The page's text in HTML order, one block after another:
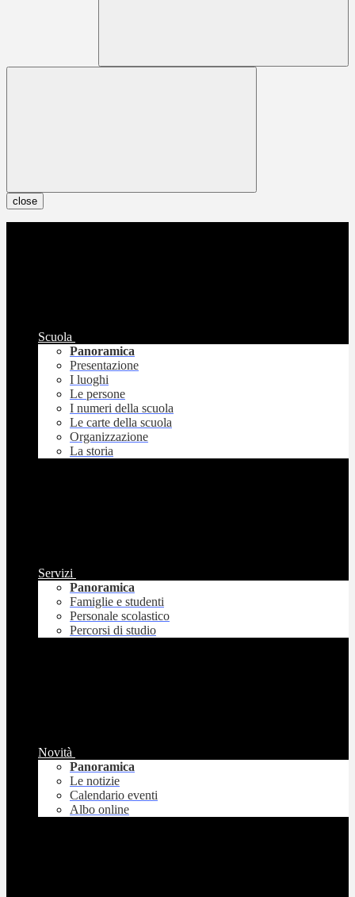
close
Scuola
Panoramica
Presentazione
I luoghi
Le persone
I numeri della scuola
Le carte della scuola
Organizzazione
La storia
Servizi
Panoramica
Famiglie e studenti
Personale scolastico
Percorsi di studio
Novità
Panoramica
Le notizie
Calendario eventi
Albo online